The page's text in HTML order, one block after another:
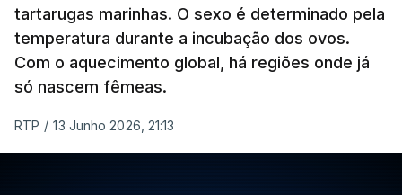
tartarugas marinhas. O sexo é determinado pela
temperatura durante a incubação dos ovos.
Com o aquecimento global, há regiões onde já
só nascem fêmeas.
RTP / 13 Junho 2026, 21:13